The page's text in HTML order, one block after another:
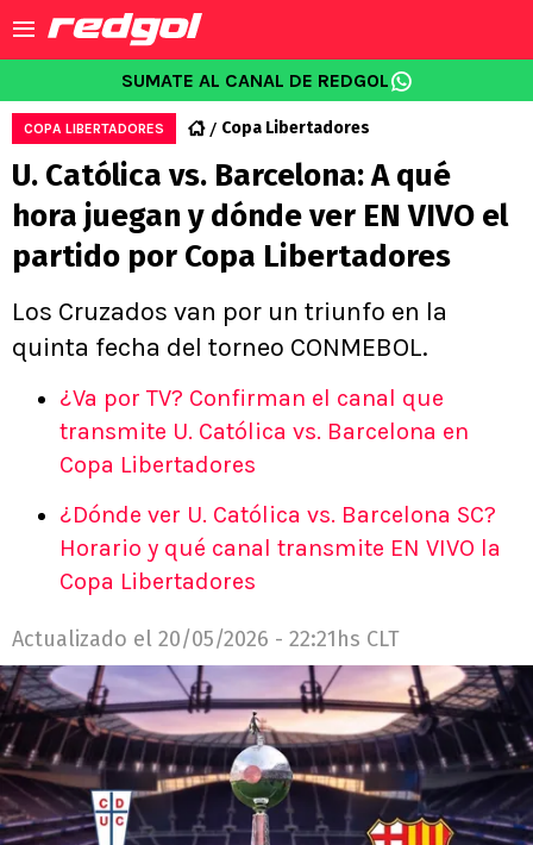
SUMATE AL CANAL DE REDGOL
COPA LIBERTADORES Copa Libertadores
U. Católica vs. Barcelona: A qué
hora juegan y dónde ver EN VIVO el
partido por Copa Libertadores
Los Cruzados van por un triunfo en la
quinta fecha del torneo CONMEBOL.
¿Va por TV? Confirman el canal que
transmite U. Católica vs. Barcelona en
Copa Libertadores
¿Dónde ver U. Católica vs. Barcelona SC?
Horario y qué canal transmite EN VIVO la
Copa Libertadores
Actualizado el 20/05/2026 - 22:21hs CLT